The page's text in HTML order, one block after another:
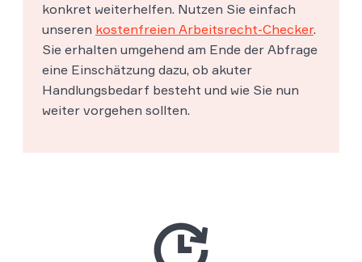
konkret weiterhelfen. Nutzen Sie einfach
unseren kostenfreien Arbeitsrecht-Checker.
Sie erhalten umgehend am Ende der Abfrage
eine Einschätzung dazu, ob akuter
Handlungsbedarf besteht und wie Sie nun
weiter vorgehen sollten.